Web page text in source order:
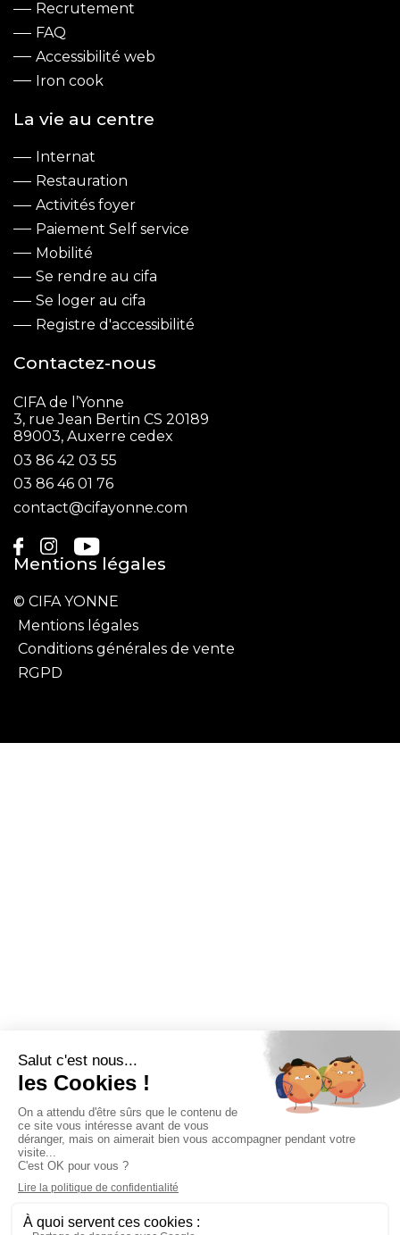
Recrutement
FAQ
Accessibilité web
Iron cook
La vie au centre
Internat
Restauration
Activités foyer
Paiement Self service
Mobilité
Se rendre au cifa
Se loger au cifa
Registre d'accessibilité
Contactez-nous
CIFA de l’Yonne
3, rue Jean Bertin CS 20189
89003, Auxerre cedex
03 86 42 03 55
03 86 46 01 76
contact@cifayonne.com
Mentions légales
© CIFA YONNE
Mentions légales
Conditions générales de vente
RGPD